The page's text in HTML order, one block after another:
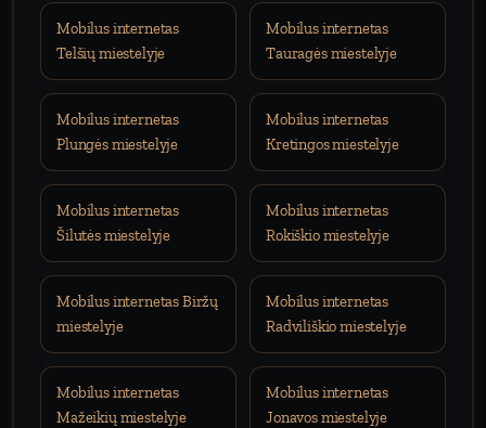
Mobilus internetas
Telšių miestelyje
Mobilus internetas
Tauragės miestelyje
Mobilus internetas
Plungės miestelyje
Mobilus internetas
Kretingos miestelyje
Mobilus internetas
Šilutės miestelyje
Mobilus internetas
Rokiškio miestelyje
Mobilus internetas Biržų
miestelyje
Mobilus internetas
Radviliškio miestelyje
Mobilus internetas
Mažeikių miestelyje
Mobilus internetas
Jonavos miestelyje